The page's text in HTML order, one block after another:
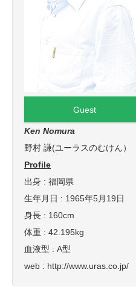
Guest
Ken Nomura
野村 謙(ユーラスのむけん）
Profile
出身 : 福岡県
生年月日 : 1965年5月19日
身長 : 160cm
体重 : 42.195kg
血液型 : A型
web : http://www.uras.co.jp/